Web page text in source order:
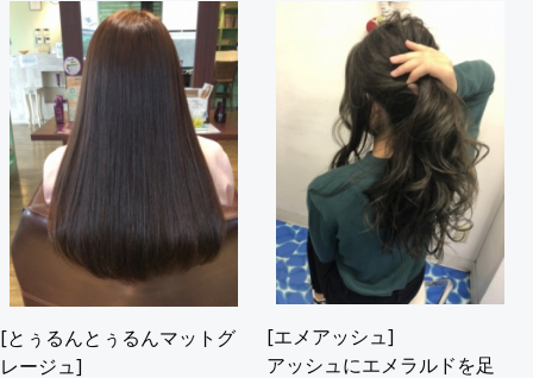
[とぅるんとぅるんマットグ
レージュ]
[エメアッシュ]
アッシュにエメラルドを足